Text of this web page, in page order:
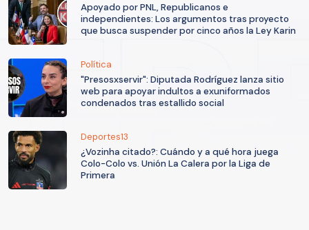
Apoyado por PNL, Republicanos e
independientes: Los argumentos tras proyecto
que busca suspender por cinco años la Ley Karin
Política
"Presosxservir": Diputada Rodríguez lanza sitio
web para apoyar indultos a exuniformados
condenados tras estallido social
Deportes13
¿Vozinha citado?: Cuándo y a qué hora juega
Colo-Colo vs. Unión La Calera por la Liga de
Primera